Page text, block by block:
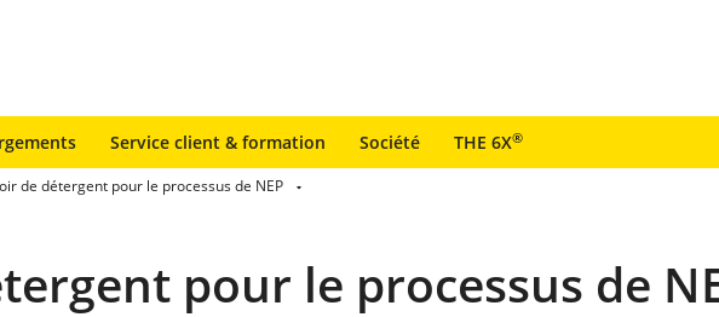
Service client & formation Société THE 6X®
de détergent pour le processus de NEP
pour le processus de